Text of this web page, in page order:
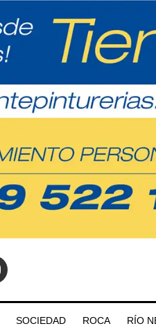
SOCIEDAD ROCA RÍO